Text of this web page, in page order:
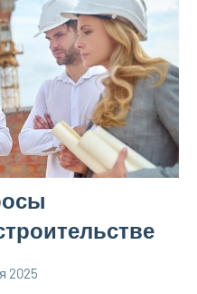
2025